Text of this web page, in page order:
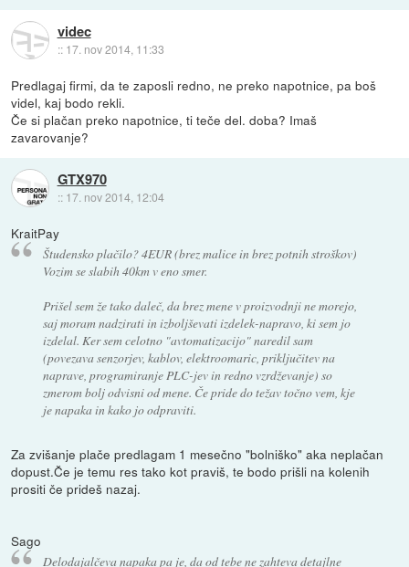
videc
:: 17. nov 2014, 11:33
Predlagaj firmi, da te zaposli redno, ne preko napotnice, pa boš
videl, kaj bodo rekli.
Če si plačan preko napotnice, ti teče del. doba? Imaš
zavarovanje?
GTX970
:: 17. nov 2014, 12:04
KraitPay
Študensko plačilo? 4EUR (brez malice in brez potnih stroškov)
Vozim se slabih 40km v eno smer.
Prišel sem že tako daleč, da brez mene v proizvodnji ne morejo,
saj moram nadzirati in izboljševati izdelek-napravo, ki sem jo
izdelal. Ker sem celotno "avtomatizacijo" naredil sam
(povezava senzorjev, kablov, elektroomaric, priključitev na
naprave, programiranje PLC-jev in redno vzrdževanje) so
zmerom bolj odvisni od mene. Če pride do težav točno vem, kje
je napaka in kako jo odpraviti.
Za zvišanje plače predlagam 1 mesečno "bolniško" aka neplačan
dopust.Če je temu res tako kot praviš, te bodo prišli na kolenih
prositi če prideš nazaj.
Sago
Delodajalčeva napaka pa je, da od tebe ne zahteva detajlne